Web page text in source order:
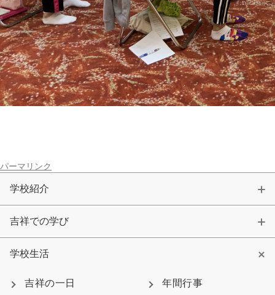
吉祥の一日 年間行事
委員会活動・部活動 学校生活Q&A
生徒居住地・通学時間
進路・進学
国際交流
国際交流行事
パーマリンク
学校紹介
吉祥での学び
学校生活
吉祥の一日 年間行事